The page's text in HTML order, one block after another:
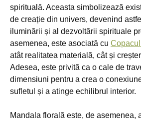
spirituală. Aceasta simbolizează
de creație din univers, devenind
iluminării și al dezvoltării spirituale
asemenea, este asociată cu
atât realitatea materială, cât și
Adesea, este privită ca o cale de
dimensiuni pentru a crea o
sufletul și a atinge echilibrul interior.
Mandala florală este, de asemenea,